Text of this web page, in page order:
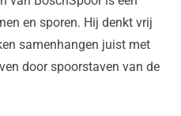
en sporen. Hij denkt vrij
samenhangen juist met
door spoorstaven van de